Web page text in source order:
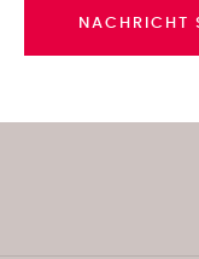
NACHRICHT